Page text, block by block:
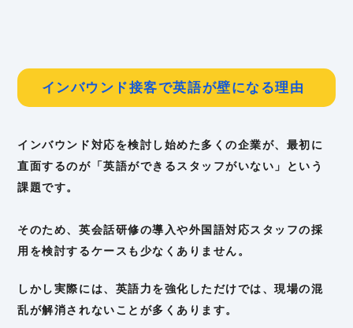
インバウンド接客で英語が壁になる理由
インバウンド対応を検討し始めた多くの企業が、最初に
直面するのが「英語ができるスタッフがいない」という
課題です。
そのため、英会話研修の導入や外国語対応スタッフの採
用を検討するケースも少なくありません。
しかし実際には、英語力を強化しただけでは、現場の混
乱が解消されないことが多くあります。